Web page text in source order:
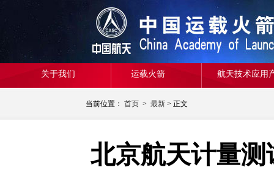
关于我们 运载火箭 航天技术应用
当前位置： 首页 > 最新 > 正文
北京航天计量